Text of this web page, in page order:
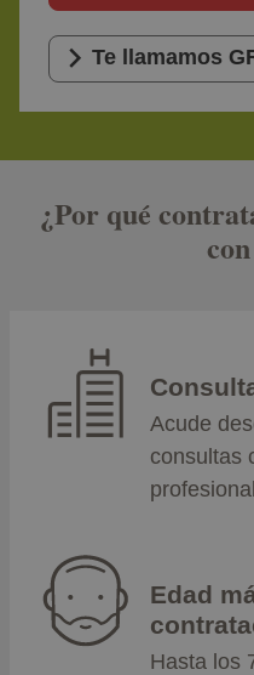
Te llamamos
¿Por qué
Acude
consultas
Edad
Hasta los